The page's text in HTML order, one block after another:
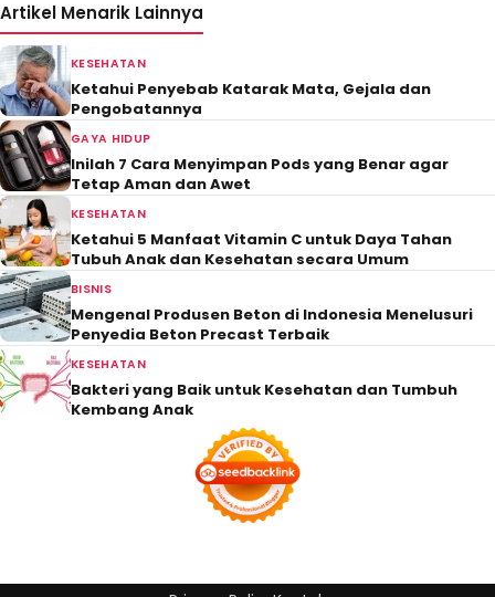
Artikel Menarik Lainnya
KESEHATAN
Ketahui Penyebab Katarak Mata, Gejala dan
Pengobatannya
GAYA HIDUP
Inilah 7 Cara Menyimpan Pods yang Benar agar
Tetap Aman dan Awet
KESEHATAN
Ketahui 5 Manfaat Vitamin C untuk Daya Tahan
Tubuh Anak dan Kesehatan secara Umum
BISNIS
Mengenal Produsen Beton di Indonesia Menelusuri
Penyedia Beton Precast Terbaik
KESEHATAN
Bakteri yang Baik untuk Kesehatan dan Tumbuh
Kembang Anak